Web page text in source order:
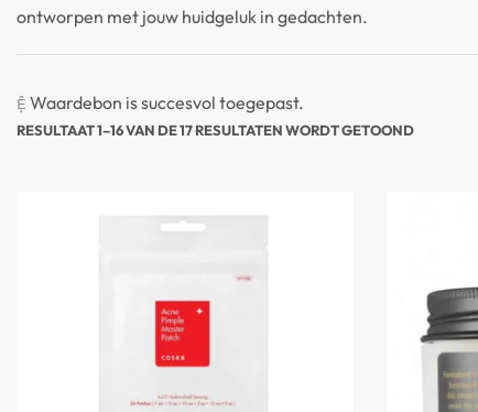
ontworpen met jouw huidgeluk in gedachten.
Waardebon is succesvol toegepast.
RESULTAAT 1–16 VAN DE 17 RESULTATEN WORDT GETOOND